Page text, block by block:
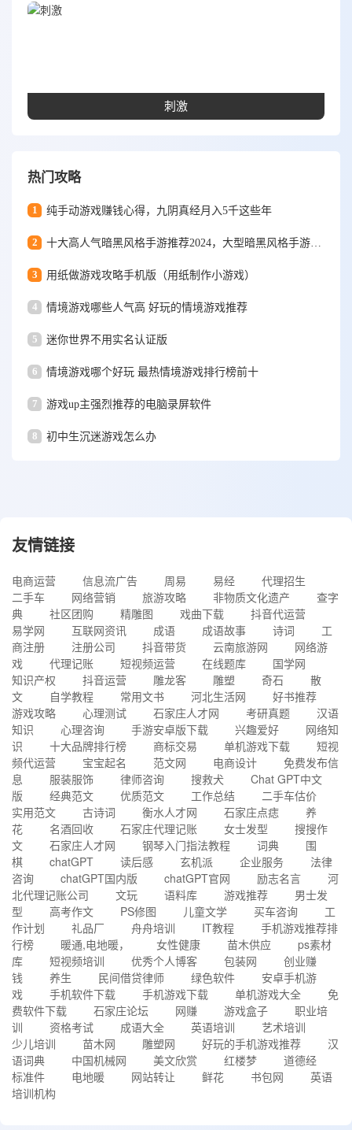
刺激
热门攻略
1 纯手动游戏赚钱心得，九阴真经月入5千这些年
2
3 用纸做游戏攻略手机版（用纸制作小游戏）
4 情境游戏哪些人气高 好玩的情境游戏推荐
5 迷你世界不用实名认证版
6 情境游戏哪个好玩 最热情境游戏排行榜前十
7 游戏up主强烈推荐的电脑录屏软件
8 初中生沉迷游戏怎么办
友情链接
电商运营 信息流广告 周易 易经
代理招生
二手车
网络营销 旅游攻略 非物质文化遗产
查字
典
社区团购 精雕图 戏曲下载
抖音代运营
易学网
互联网资讯 成语 成语故事 诗词
工
商注册
注册公司 抖音带货 云南旅游网
网络游
戏
代理记账 短视频运营 在线题库
国学网
知识产权
抖音运营 雕龙客 雕塑 奇石
散
文
自学教程 常用文书 河北生活网
好书推荐
游戏攻略
心理测试 石家庄人才网 考研真题
汉语
知识
心理咨询 手游安卓版下载 兴趣爱好
网络知
识
十大品牌排行榜 商标交易 单机游戏下载
短视
频代运营
宝宝起名 范文网 电商设计
免费发布信
息
服装服饰 律师咨询 搜救犬
Chat GPT中文
版
经典范文 优质范文 工作总结
二手车估价
实用范文
古诗词 衡水人才网 石家庄点痣
养
花
名酒回收 石家庄代理记账 女士发型
搜搜作
文
石家庄人才网 钢琴入门指法教程 词典
围
棋
chatGPT 读后感 玄机派 企业服务
法律
咨询
chatGPT国内版 chatGPT官网 励志名言
河
北代理记账公司
文玩 语料库 游戏推荐
男士发
型
高考作文 PS修图 儿童文学 买车咨询
工
作计划
礼品厂 舟舟培训 IT教程
手机游戏推荐排
行榜
暖通,电地暖， 女性健康 苗木供应
ps素材
库
短视频培训 优秀个人博客 包装网
创业赚
钱
养生 民间借贷律师 绿色软件
安卓手机游
戏
手机软件下载 手机游戏下载 单机游戏大全
免
费软件下载
石家庄论坛 网赚 游戏盒子
职业培
训
资格考试 成语大全 英语培训
艺术培训
少儿培训
苗木网 雕塑网 好玩的手机游戏推荐
汉
语词典
中国机械网 美文欣赏 红楼梦
道德经
标准件
电地暖 网站转让 鲜花 书包网
英语
培训机构